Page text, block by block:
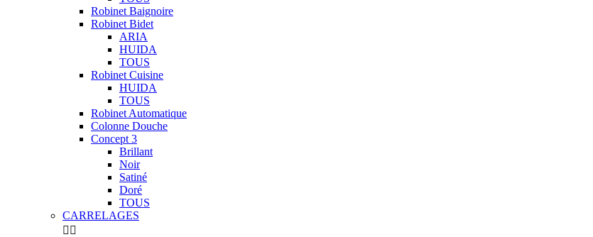
Robinet Baignoire
Robinet Bidet
ARIA
HUIDA
TOUS
Robinet Cuisine
HUIDA
TOUS
Robinet Automatique
Colonne Douche
Concept 3
Brillant
Noir
Satiné
Doré
TOUS
CARRELAGES
 